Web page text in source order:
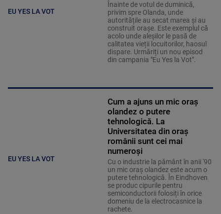
EU YES LA VOT
Înainte de votul de duminică,
privim spre Olanda, unde
autoritățile au secat marea și au
construit orașe. Este exemplul că
acolo unde aleșilor le pasă de
calitatea vieții locuitorilor, haosul
dispare. Urmăriți un nou episod
din campania "Eu Yes la Vot".
EU YES LA VOT
Cum a ajuns un mic oraș
olandez o putere
tehnologică. La
Universitatea din oraș
românii sunt cei mai
numeroși
Cu o industrie la pământ în anii '90
un mic oraș olandez este acum o
putere tehnologică. În Eindhoven
se produc cipurile pentru
semiconductorii folosiți în orice
domeniu de la electrocasnice la
rachete.